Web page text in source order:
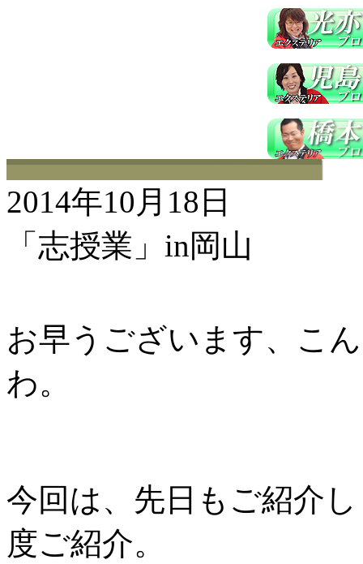
2014年10月18日
「志授業」in岡山
お早うございます、こ
わ。
今回は、先日もご紹介
度ご紹介。